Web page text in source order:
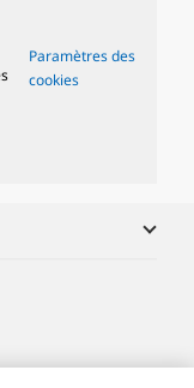
Paramètres des
cookies